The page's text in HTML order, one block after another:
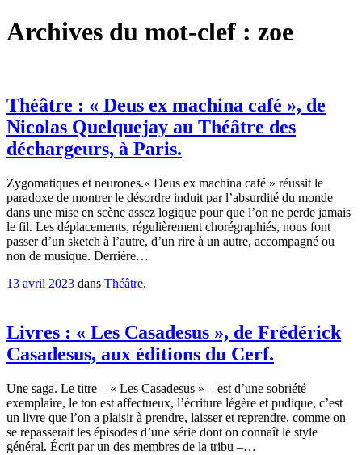
Archives du mot-clef : zoe
Théâtre : « Deus ex machina café », de
Nicolas Quelquejay au Théâtre des
déchargeurs, à Paris.
Zygomatiques et neurones.« Deus ex machina café » réussit le
paradoxe de montrer le désordre induit par l’absurdité du monde
dans une mise en scène assez logique pour que l’on ne perde jamais
le fil. Les déplacements, régulièrement chorégraphiés, nous font
passer d’un sketch à l’autre, d’un rire à un autre, accompagné ou
non de musique. Derrière…
13 avril 2023 dans Théâtre.
Livres : « Les Casadesus », de Frédérick
Casadesus, aux éditions du Cerf.
Une saga. Le titre – « Les Casadesus » – est d’une sobriété
exemplaire, le ton est affectueux, l’écriture légère et pudique, c’est
un livre que l’on a plaisir à prendre, laisser et reprendre, comme on
se repasserait les épisodes d’une série dont on connaît le style
général. Écrit par un des membres de la tribu –…